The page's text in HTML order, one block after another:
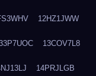
12HZ1JWW
13COV7L8
14PRJLGB